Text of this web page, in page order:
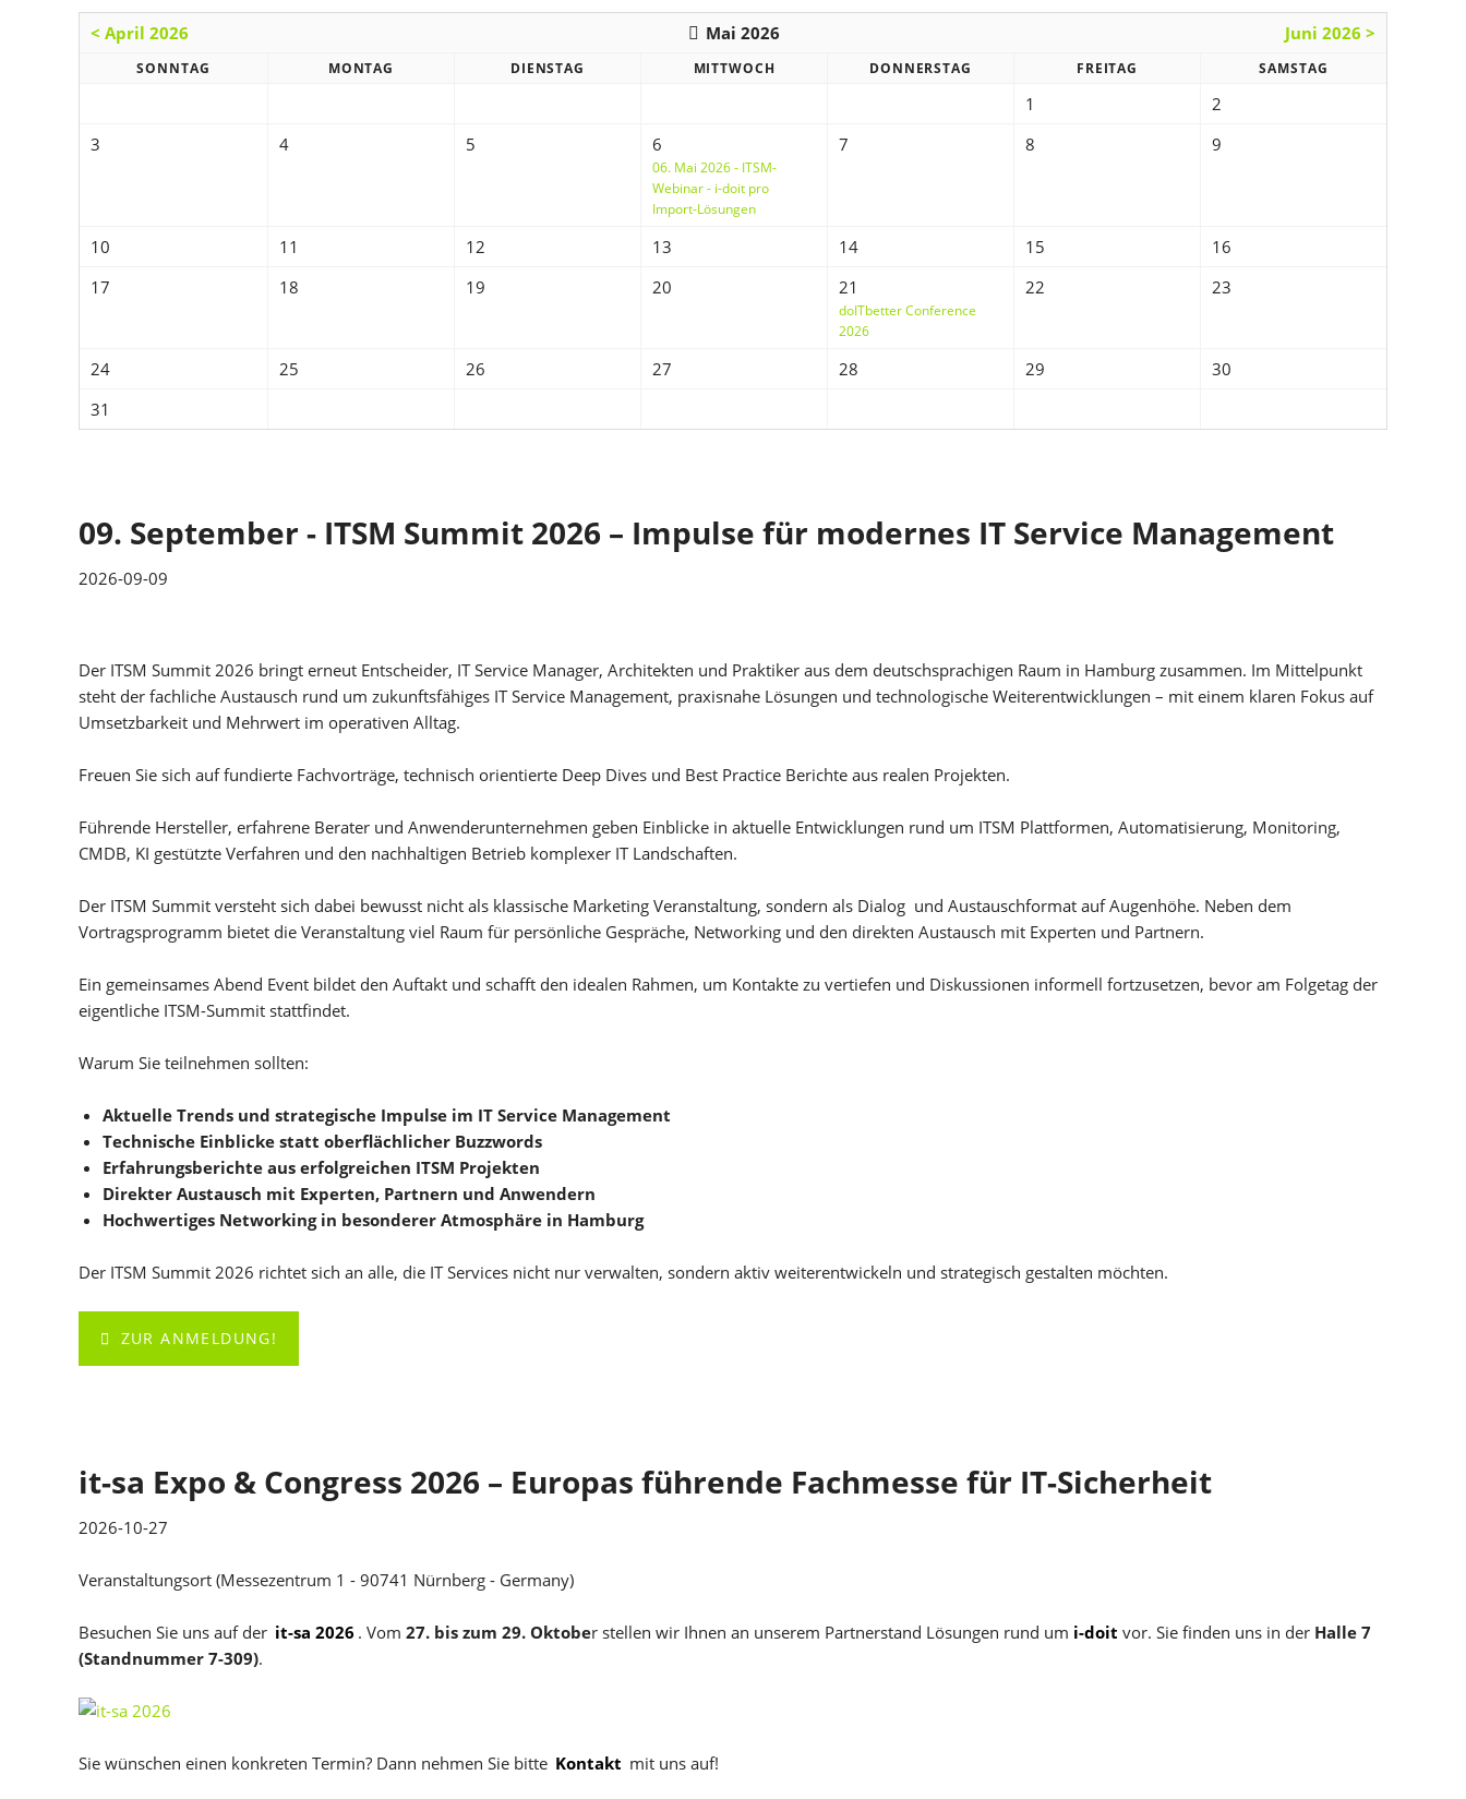
Discovery
Confluence Export Add-on
SMSEagle SMS-Gateway
brevis.one SMS-Gateway
< April 2026 Mai 2026 Juni 2026 >
SONNTAG MONTAG DIENSTAG MITTWOCH DONNERSTAG FREITAG SAMSTAG
1
2
3
4 5 6
06. Mai 2026 - ITSM-
Webinar - i-doit pro
Import-Lösungen
7 8 9
10 11 12 13 14 15
16
17
18 19 20 21
doITbetter Conference
2026
22 23
24 25 26 27 28 29
30
31
09. September - ITSM Summit 2026 – Impulse für modernes IT Service Management
2026-09-09
Der ITSM Summit 2026 bringt erneut Entscheider, IT Service Manager, Architekten und Praktiker aus dem deutschsprachigen Raum in Hamburg zusammen. Im Mittelpunkt
steht der fachliche Austausch rund um zukunftsfähiges IT Service Management, praxisnahe Lösungen und technologische Weiterentwicklungen – mit einem klaren Fokus auf
Umsetzbarkeit und Mehrwert im operativen Alltag.
Freuen Sie sich auf fundierte Fachvorträge, technisch orientierte Deep Dives und Best Practice Berichte aus realen Projekten.
Führende Hersteller, erfahrene Berater und Anwenderunternehmen geben Einblicke in aktuelle Entwicklungen rund um ITSM Plattformen, Automatisierung, Monitoring,
CMDB, KI gestützte Verfahren und den nachhaltigen Betrieb komplexer IT Landschaften.
Der ITSM Summit versteht sich dabei bewusst nicht als klassische Marketing Veranstaltung, sondern als Dialog und Austauschformat auf Augenhöhe. Neben dem
Vortragsprogramm bietet die Veranstaltung viel Raum für persönliche Gespräche, Networking und den direkten Austausch mit Experten und Partnern.
Ein gemeinsames Abend Event bildet den Auftakt und schafft den idealen Rahmen, um Kontakte zu vertiefen und Diskussionen informell fortzusetzen, bevor am Folgetag der
eigentliche ITSM-Summit stattfindet.
Warum Sie teilnehmen sollten:
Aktuelle Trends und strategische Impulse im IT Service Management
Technische Einblicke statt oberflächlicher Buzzwords
Erfahrungsberichte aus erfolgreichen ITSM Projekten
Direkter Austausch mit Experten, Partnern und Anwendern
Hochwertiges Networking in besonderer Atmosphäre in Hamburg
Der ITSM Summit 2026 richtet sich an alle, die IT Services nicht nur verwalten, sondern aktiv weiterentwickeln und strategisch gestalten möchten.
ZUR ANMELDUNG!
it-sa Expo & Congress 2026 – Europas führende Fachmesse für IT-Sicherheit
2026-10-27
Veranstaltungsort (Messezentrum 1 - 90741 Nürnberg - Germany)
Besuchen Sie uns auf der it-sa 2026 . Vom 27. bis zum 29. Oktober stellen wir Ihnen an unserem Partnerstand Lösungen rund um i-doit vor. Sie finden uns in der Halle 7
(Standnummer 7-309).
Sie wünschen einen konkreten Termin? Dann nehmen Sie bitte Kontakt mit uns auf!